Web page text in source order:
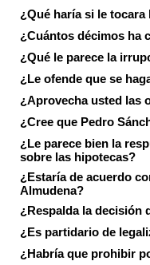
¿Qué haría si le tocara
¿Cuántos décimos ha
¿Qué le parece la
¿Le ofende que se
¿Aprovecha usted las
¿Cree que Pedro
¿Le parece bien la
sobre las hipotecas?
¿Estaría de acuerdo
Almudena?
¿Respalda la decisión
¿Es partidario de
¿Habría que prohibir